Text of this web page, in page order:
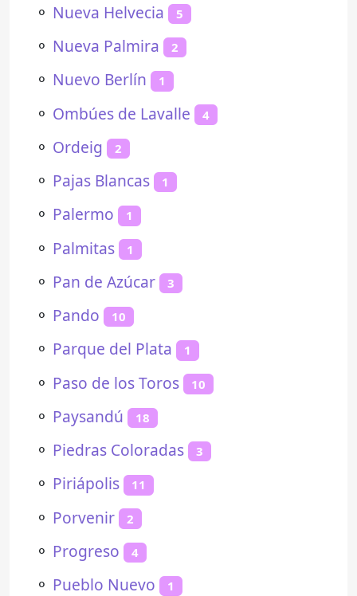
⚬ Nueva Helvecia 5
⚬ Nueva Palmira 2
⚬ Nuevo Berlín 1
⚬ Ombúes de Lavalle 4
⚬ Ordeig 2
⚬ Pajas Blancas 1
⚬ Palermo 1
⚬ Palmitas 1
⚬ Pan de Azúcar 3
⚬ Pando 10
⚬ Parque del Plata 1
⚬ Paso de los Toros 10
⚬ Paysandú 18
⚬ Piedras Coloradas 3
⚬ Piriápolis 11
⚬ Porvenir 2
⚬ Progreso 4
⚬ Pueblo Nuevo 1